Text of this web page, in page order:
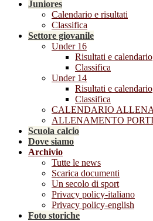
Juniores
Calendario e risultati
Classifica
Settore giovanile
Under 16
Risultati e calendario
Classifica
Under 14
Risultati e calendario
Classifica
CALENDARIO
ALLENAMENTO
Scuola calcio
Dove siamo
Archivio
Tutte le news
Scarica documenti
Un secolo di sport
Privacy policy-italiano
Privacy policy-english
Foto storiche